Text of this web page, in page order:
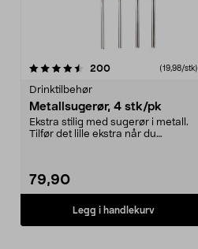
200anmeldelser(19,98/stk)
Drinktilbehør
Metallsugerør, 4 stk/pk
Ekstra stilig med sugerør i metall.
Tilfør det lille ekstra når du
79,90
Legg i handlekurv